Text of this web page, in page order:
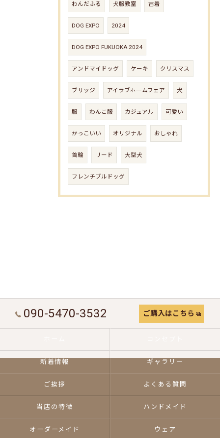
わんだふる 犬服教室 古着
DOG EXPO 2024
DOG EXPO FUKUOKA 2024
アンドマイドッグ ケーキ クリスマス
ブリッジ アイラブホームフェア 犬
服 わんこ服 カジュアル 可愛い
かっこいい オリジナル おしゃれ
首輪 リード 大型犬
フレンチブルドッグ
090-5470-3532 ご購入はこちら
新着情報 ギャラリー
ご挨拶 よくある質問
当店の特徴 ハンドメイド
オーダーメイド ウェア